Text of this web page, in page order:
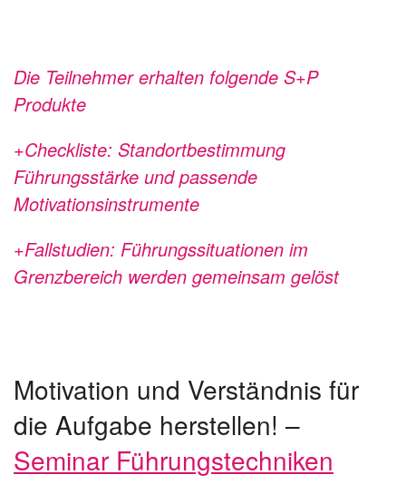
Die Teilnehmer erhalten folgende S+P
Produkte
+Checkliste: Standortbestimmung
Führungsstärke und passende
Motivationsinstrumente
+Fallstudien: Führungssituationen im
Grenzbereich werden gemeinsam gelöst
Motivation und Verständnis für
die Aufgabe herstellen! –
Seminar Führungstechniken